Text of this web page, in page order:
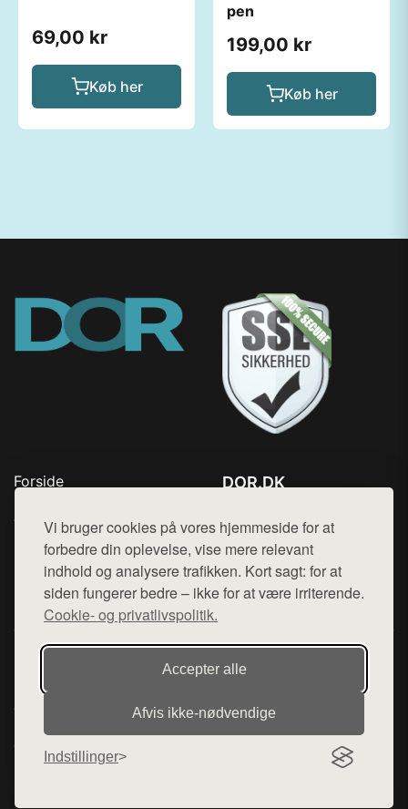
Vi bruger cookies på vores hjemmeside for at
forbedre din oplevelse, vise mere relevant
indhold og analysere trafikken. Kort sagt: for at
siden fungerer bedre – ikke for at være irriterende.
Cookie- og privatlivspolitik.
Accepter alle
Afvis ikke‑nødvendige
Indstillinger
69,00 kr
Køb her
pen
199,00 kr
Køb her
Forside
Top Rabatter
Kontakt
DOR.DK
Mail: hej@want.dk
Cookie- og privatlivspolitik
Denne side er en del af want.dk, der udgiver en række
hjemmesider med præsentation af forskellige produkter fra
diverse webshops. Der sælges ikke varer fra denne side - vi
varerne på lager.